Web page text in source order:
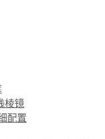
棱镜
配置